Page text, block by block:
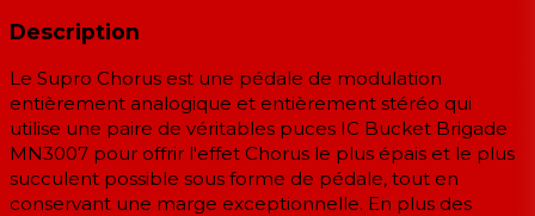
Description
Le Supro Chorus est une pédale de modulation
entièrement analogique et entièrement stéréo qui
utilise une paire de véritables puces IC Bucket Brigade
MN3007 pour offrir l'effet Chorus le plus épais et le plus
succulent possible sous forme de pédale, tout en
conservant une marge exceptionnelle. En plus des